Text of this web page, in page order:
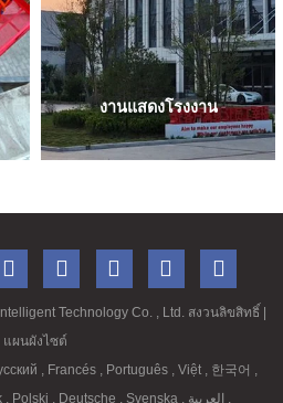
งานแสดงโรงงาน
กลายเป็นผู้เล่นที่สำคัญมากในธุรกิจ
Technology Co. , Ltd. สงวนลิขสิทธิ์
แผนผังไซต์
, Francés , Português , Việt , 한국어 ,
, Polski , Deutsche , Svenska , ,